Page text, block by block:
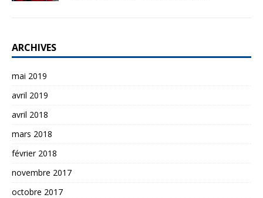
ARCHIVES
mai 2019
avril 2019
avril 2018
mars 2018
février 2018
novembre 2017
octobre 2017